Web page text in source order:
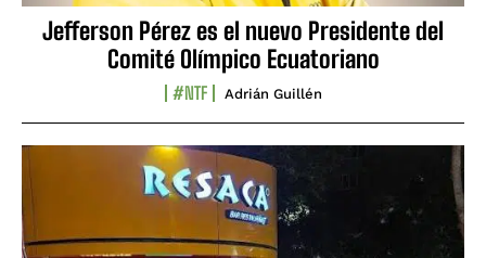
Jefferson Pérez es el nuevo Presidente del
Comité Olímpico Ecuatoriano
#NTF Adrián Guillén